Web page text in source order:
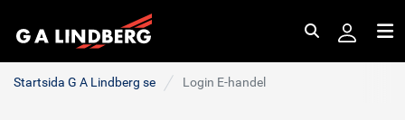
Startsida G A Lindberg se Login E-handel